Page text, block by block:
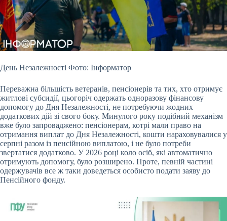
День Незалежності Фото: Інформатор
Переважна більшість ветеранів, пенсіонерів та тих, хто отримує
житлові субсидії, цьогоріч одержать одноразову фінансову
допомогу до Дня Незалежності, не потребуючи жодних
додаткових дій зі свого боку. Минулого року подібний механізм
вже було запроваджено: пенсіонерам, котрі мали право на
отримання виплат до Дня Незалежності, кошти нараховувалися у
серпні разом із пенсійною виплатою, і не було потреби
звертатися додатково. У 2026 році коло осіб, які автоматично
отримують допомогу, було розширено. Проте, певній частині
одержувачів все ж таки доведеться особисто подати заяву до
Пенсійного фонду.